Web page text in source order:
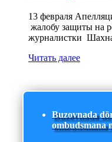
13 февраля
жалобу защиты на
журналистки
Читать далее
Buzovnada
ombudsmana